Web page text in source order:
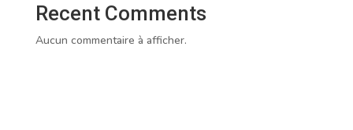
Recent Comments
Aucun commentaire à afficher.